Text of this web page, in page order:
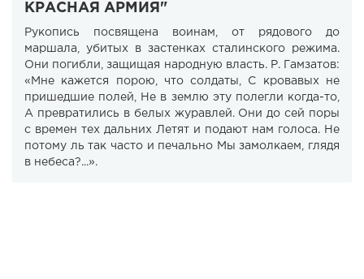
КРАСНАЯ АРМИЯ"
Рукопись посвящена воинам, от рядового до
маршала, убитых в застенках сталинского режима.
Они погибли, защищая народную власть. Р. Гамзатов:
«Мне кажется порою, что солдаты, С кровавых не
пришедшие полей, Не в землю эту полегли когда-то,
А превратились в белых журавлей. Они до сей поры
с времен тех дальних Летят и подают нам голоса. Не
потому ль так часто и печально Мы замолкаем, глядя
в небеса?...».